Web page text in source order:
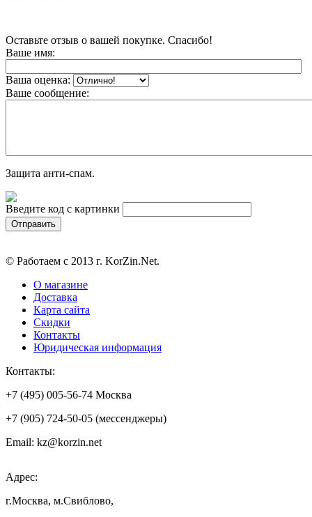
Оставьте отзыв о вашей покупке. Спасибо!
Ваше имя:
Ваша оценка:
Ваше сообщение:
Защита анти-спам.
Введите код с картинки
© Работаем с 2013 г. KorZin.Net.
О магазине
Доставка
Карта сайта
Скидки
Контакты
Юридическая информация
Контакты:
+7 (495) 005-56-74 Москва
+7 (905) 724-50-05 (мессенджеры)
Email: kz@korzin.net
Адрес:
г.Москва, м.Свиблово,